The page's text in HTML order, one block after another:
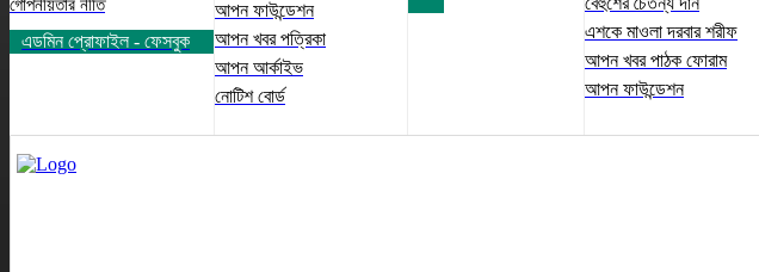
গোপনীয়তার নীতি
এডমিন প্রোফাইল - ফেসবুক
আপন ফাউন্ডেশন
আপন খবর পত্রিকা
আপন আর্কাইভ
নোটিশ বোর্ড
এশকে মাওলা দরবার শরীফ
আপন খবর পাঠক ফোরাম
আপন ফাউন্ডেশন